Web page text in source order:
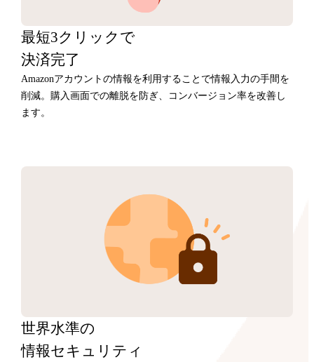
最短3クリックで
決済完了
Amazonアカウントの情報を利用することで情報入力の手間を
削減。購入画面での離脱を防ぎ、コンバージョン率を改善し
ます。
世界水準の
情報セキュリティ